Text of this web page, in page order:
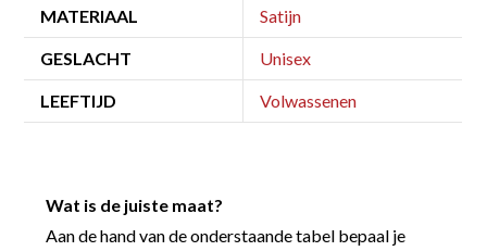
MATERIAAL Satijn
GESLACHT Unisex
LEEFTIJD Volwassenen
Wat is de juiste maat?
Aan de hand van de onderstaande tabel bepaal je